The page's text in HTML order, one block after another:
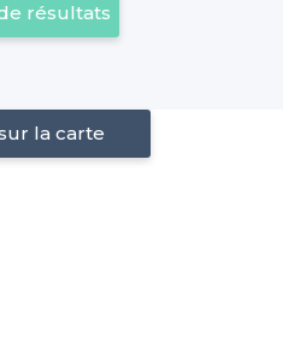
résultats
la carte